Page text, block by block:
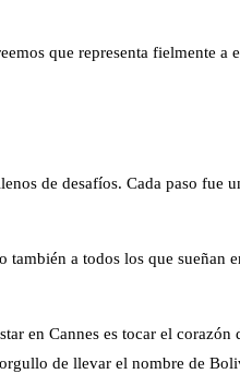
que representa fielmente
de desafíos. Cada paso fue
a todos los que sueñan
en Cannes es tocar el
de llevar el nombre de